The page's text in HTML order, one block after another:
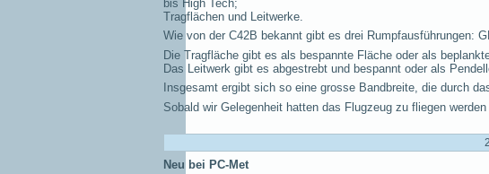
bis High Tech;
Tragflächen und Leitwerke.
Wie von der C42B bekannt gibt es drei Rumpfausführungen:
Die Tragfläche gibt es als bespannte Fläche oder als
Das Leitwerk gibt es abgestrebt und bespannt oder als
Insgesamt ergibt sich so eine grosse Bandbreite, die durch
Sobald wir Gelegenheit hatten das Flugzeug zu fliegen werden
Neu bei PC-Met